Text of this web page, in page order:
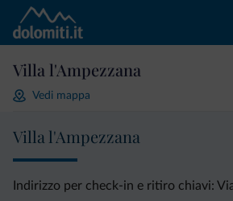
Villa l'Ampezzana
Vedi mappa
Villa l'Ampezzana
Indirizzo per check-in e ritiro chiavi: